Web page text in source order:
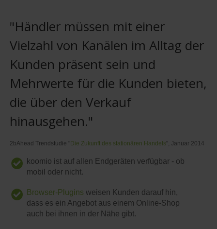
"Händler müssen mit einer
Vielzahl von Kanälen im Alltag der
Kunden präsent sein und
Mehrwerte für die Kunden bieten,
die über den Verkauf
hinausgehen."
2bAhead Trendstudie "Die Zukunft des stationären Handels ", Januar 2014
koomio ist auf allen Endgeräten verfügbar - ob
mobil oder nicht.
Browser-Plugins weisen Kunden darauf hin,
dass es ein Angebot aus einem Online-Shop
auch bei ihnen in der Nähe gibt.